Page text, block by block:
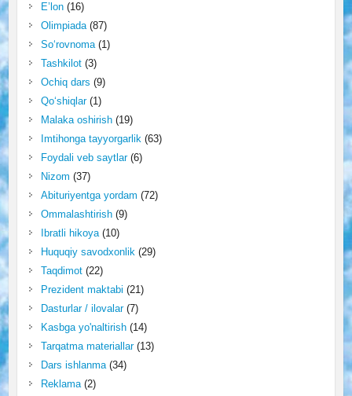
E’lon(16)
Olimpiada(87)
So‘rovnoma(1)
Tashkilot(3)
Ochiq dars (9)
Qo‘shiqlar(1)
Malaka oshirish(19)
Imtihonga tayyorgarlik(63)
Foydali veb saytlar(6)
Nizom (37)
Abituriyentga yordam (72)
Ommalashtirish(9)
Ibratli hikoya(10)
Huquqiy savodxonlik(29)
Taqdimot(22)
Prezident maktabi (21)
Dasturlar / ilovalar(7)
Kasbga yo'naltirish(14)
Tarqatma materiallar(13)
Dars ishlanma(34)
Reklama(2)